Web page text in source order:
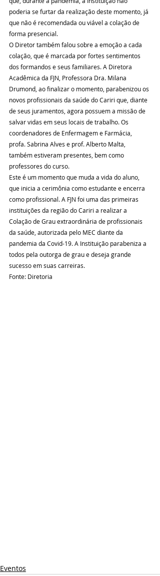
poderia se furtar da realização deste momento, já
que não é recomendada ou viável a colação de
forma presencial.
O Diretor também falou sobre a emoção a cada
colação, que é marcada por fortes sentimentos
dos formandos e seus familiares. A Diretora
Acadêmica da FJN, Professora Dra. Milana
Drumond, ao finalizar o momento, parabenizou os
novos profissionais da saúde do Cariri que, diante
de seus juramentos, agora possuem a missão de
salvar vidas em seus locais de trabalho. Os
coordenadores de Enfermagem e Farmácia,
profa. Sabrina Alves e prof. Alberto Malta,
também estiveram presentes, bem como
professores do curso.
Este é um momento que muda a vida do aluno,
que inicia a cerimônia como estudante e encerra
como profissional. A FJN foi uma das primeiras
instituições da região do Cariri a realizar a
Colação de Grau extraordinária de profissionais
da saúde, autorizada pelo MEC diante da
pandemia da Covid-19. A Instituição parabeniza a
todos pela outorga de grau e deseja grande
sucesso em suas carreiras.
Fonte: Diretoria
Eventos